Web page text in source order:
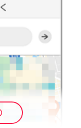
クセスします。